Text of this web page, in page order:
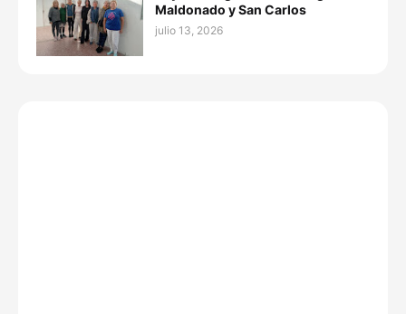
Maldonado y San Carlos
julio 13, 2026